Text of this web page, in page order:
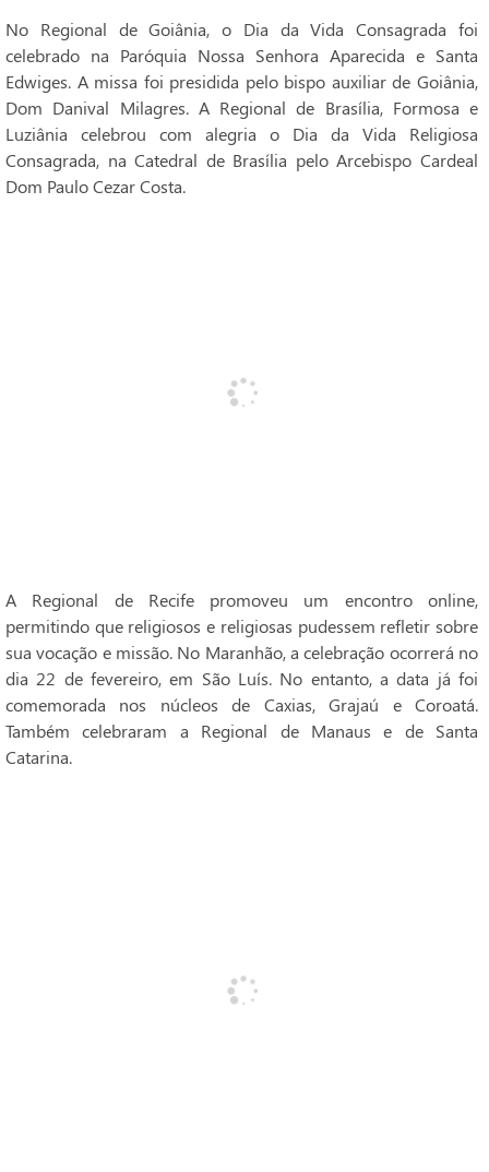
No Regional de Goiânia, o Dia da Vida Consagrada foi
celebrado na Paróquia Nossa Senhora Aparecida e Santa
Edwiges. A missa foi presidida pelo bispo auxiliar de Goiânia,
Dom Danival Milagres. A Regional de Brasília, Formosa e
Luziânia celebrou com alegria o Dia da Vida Religiosa
Consagrada, na Catedral de Brasília pelo Arcebispo Cardeal
Dom Paulo Cezar Costa.
A Regional de Recife promoveu um encontro online,
permitindo que religiosos e religiosas pudessem refletir sobre
sua vocação e missão. No Maranhão, a celebração ocorrerá no
dia 22 de fevereiro, em São Luís. No entanto, a data já foi
comemorada nos núcleos de Caxias, Grajaú e Coroatá.
Também celebraram a Regional de Manaus e de Santa
Catarina.